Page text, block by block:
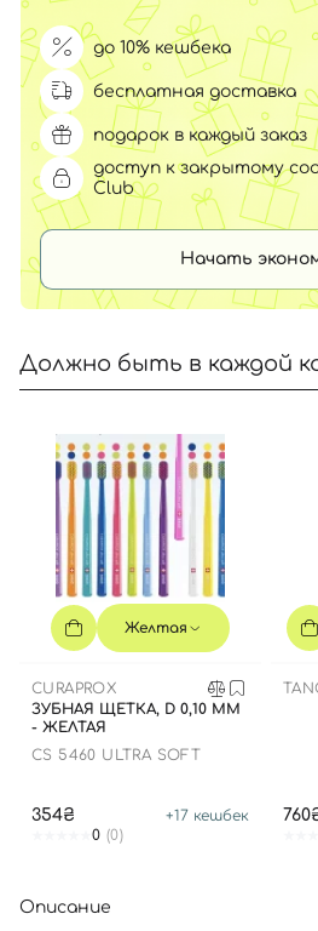
до 10% кешбека
бесплатная доставка
подарок в каждый заказ
доступ к закрытому
Club
Начать
Должно быть в каждой
Желтая
CURAPROX
ЗУБНАЯ ЩЕТКА, D 0,10 ММ
- ЖЕЛТАЯ
CS 5460 ULTRA SOFT
354₴ +17 кешбек
0 (0)
Описание